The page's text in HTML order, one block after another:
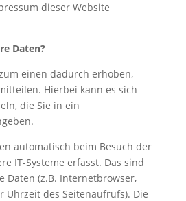
dieser Website
Daten?
einen dadurch erhoben,
Hierbei kann es sich
die Sie in ein
automatisch beim Besuch der
IT-Systeme erfasst. Das sind
Daten (z.B. Internetbrowser,
Uhrzeit des Seitenaufrufs). Die